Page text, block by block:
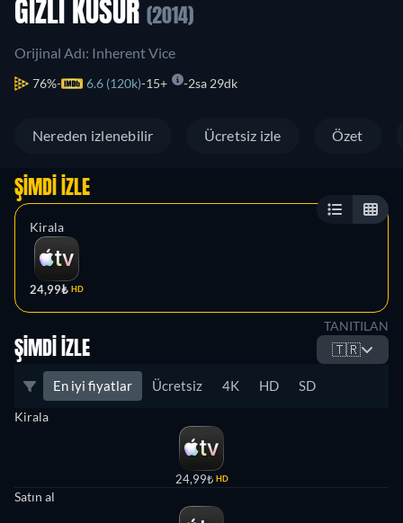
GIZLI KUSUR (2014)
Orijinal Adı: Inherent Vice
76% 6.6 (120k) 15+ 2sa 29dk
Nereden izlenebilir Ücretsiz izle Özet
ŞIMDI İZLE
Kirala
24,99₺ HD
TANITILAN
ŞIMDI İZLE 🇹🇷
En iyi fiyatlar Ücretsiz 4K HD SD
Kirala
24,99₺ HD
Satın al